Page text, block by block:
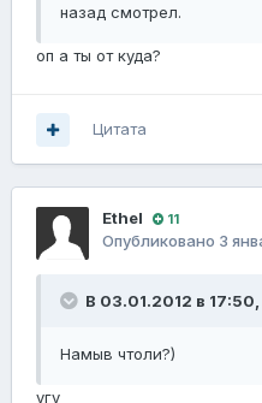
назад смотрел.
оп а ты от куда?
Цитата
Ethel 11
Опубликовано 3
В 03.01.2012 в 17:50,
Намыв чтоли?)
угу